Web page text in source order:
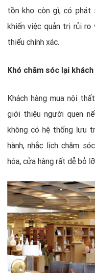
tồn kho còn gì, có phát
khiến việc quản trị rủi ro
thiếu chính xác.
Khó chăm sóc lại
Khách hàng mua nội
giới thiệu người quen
không có hệ thống lưu
hành, nhắc lịch chăm
hóa, cửa hàng rất dễ bỏ